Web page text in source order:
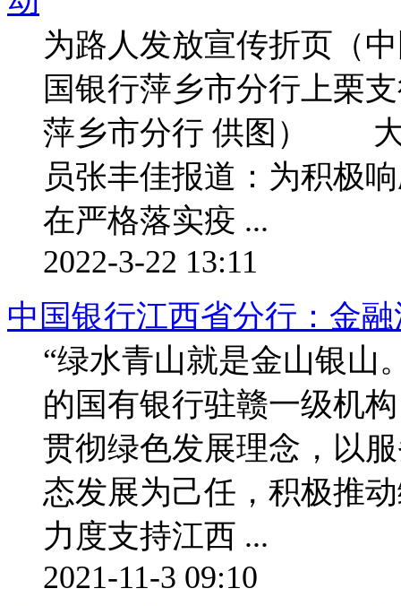
为路人发放宣传折页（
国银行萍乡市分行上栗
萍乡市分行 供图） 大
员张丰佳报道：为积极
在严格落实疫 ...
2022-3-22 13:11
中国银行江西省分行：金
“绿水青山就是金山银山
的国有银行驻赣一级机
贯彻绿色发展理念，以
态发展为己任，积极推
力度支持江西 ...
2021-11-3 09:10